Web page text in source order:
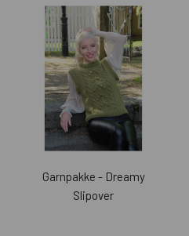
Garnpakke - Dreamy
Slipover